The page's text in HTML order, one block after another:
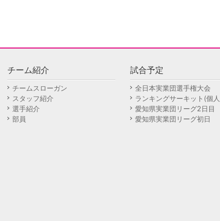
チーム紹介
チームスローガン
スタッフ紹介
選手紹介
部員
試合予定
全日本実業団選手権大会
ランキングサーキット(個
愛知県実業団リーグ2日目
愛知県実業団リーグ初日